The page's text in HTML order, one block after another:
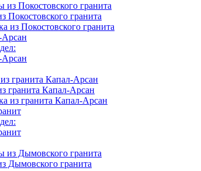
из Покостовского гранита
Покостовского гранита
из Покостовского гранита
Арсан
Арсан
гранита Капал-Арсан
гранита Капал-Арсан
из гранита Капал-Арсан
из Дымовского гранита
Дымовского гранита